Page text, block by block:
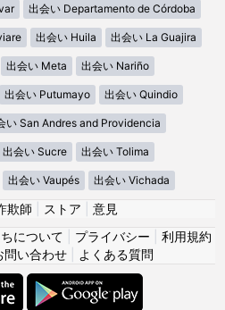
出会い Departamento de Córdoba
出会い Huila 出会い La Guajira
出会い Meta 出会い Nariño
出会い Putumayo 出会い Quindio
い San Andres and Providencia
出会い Sucre 出会い Tolima
出会い Vaupés 出会い Vichada
欺師 ストア
意見
について プライバシー
利用規約
問い合わせ| よくある質問